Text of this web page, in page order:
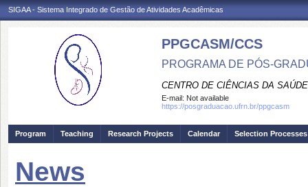
SIGAA - Sistema Integrado de Gestão de Atividades Acadêmicas
PPGCASM/CCS
PROGRAMA DE PÓS-
CENTRO DE CIÊNCIAS DA SAÚDE
E-mail: Not available
https://posgraduacao.ufrn.br/ppgcasm
Program Teaching Research Projects Calendar Selection Processes
News